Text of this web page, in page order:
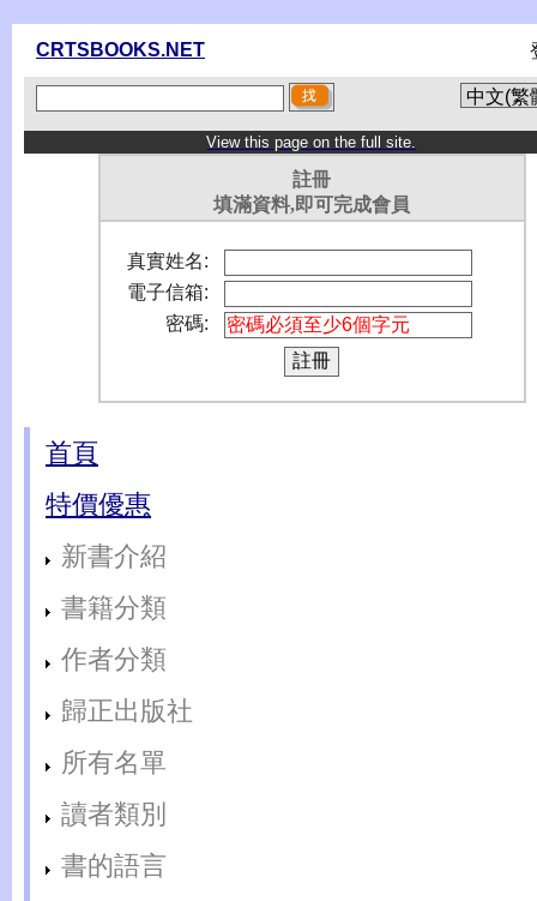
CRTSBOOKS.NET
View this page on the full site.
註冊
填滿資料,即可完成會員
真實姓名:
電子信箱:
密碼:
首頁
特價優惠
新書介紹
書籍分類
作者分類
歸正出版社
所有名單
讀者類別
書的語言